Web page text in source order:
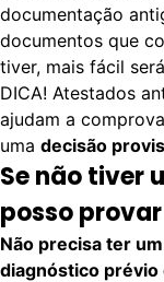
documentação
documentos que
tiver, mais fácil
DICA! Atestados
ajudam a
uma decisão
Se não tiver
posso
Não precisa ter
diagnóstico prévio